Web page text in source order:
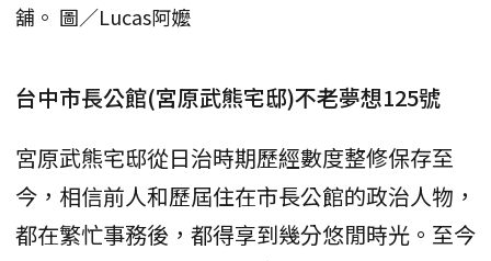
舖。 圖／Lucas阿嬤
台中市長公館(宮原武熊宅邸)不老夢想125號
宮原武熊宅邸從日治時期歷經數度整修保存至
今，相信前人和歷屆住在市長公館的政治人物，
都在繁忙事務後，都得享到幾分悠閒時光。至今